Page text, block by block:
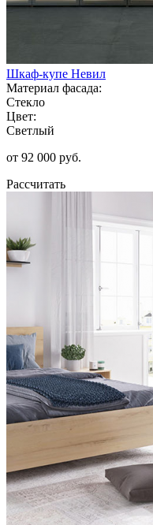
Шкаф-купе Невил
Материал фасада:
Стекло
Цвет:
Светлый
от 92 000 руб.
Рассчитать